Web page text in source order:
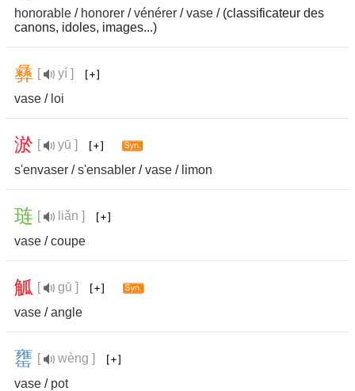
honorable / honorer /vénérer /vase / (classificateur des
canons, idoles, images...)
彝 [
yí ]
vase / loi
淤 [
yū ]
s'envaser /s'ensabler /vase / limon
琏 [
liǎn ]
vase /coupe
觚 [
gū ]
vase /angle
罋 [
wèng ]
vase / pot